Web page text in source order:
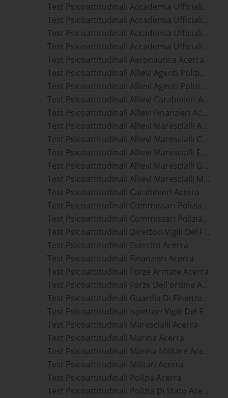
Test Psicoattitudinali Accademia Ufficiali Aeronautica Militare Acerra
Test Psicoattitudinali Accademia Ufficiali Carabinieri Acerra
Test Psicoattitudinali Accademia Ufficiali Guardia Di Finanza Acerra
Test Psicoattitudinali Accademia Ufficiali Marina Militare Acerra
Test Psicoattitudinali Aeronautica Acerra
Test Psicoattitudinali Allievi Agenti Polizia Di Stato Acerra
Test Psicoattitudinali Allievi Agenti Polizia Penitenziaria Acerra
Test Psicoattitudinali Allievi Carabinieri Acerra
Test Psicoattitudinali Allievi Finanzieri Acerra
Test Psicoattitudinali Allievi Marescialli Aeronautica Militare Acerra
Test Psicoattitudinali Allievi Marescialli Carabinieri Acerra
Test Psicoattitudinali Allievi Marescialli Esercito Acerra
Test Psicoattitudinali Allievi Marescialli Guardia Di Finanza Acerra
Test Psicoattitudinali Allievi Marescialli Marina Militare Acerra
Test Psicoattitudinali Carabinieri Acerra
Test Psicoattitudinali Commissari Polizia Di Stato Acerra
Test Psicoattitudinali Commissari Polizia Penitenziaria Acerra
Test Psicoattitudinali Direttori Vigili Del Fuoco Acerra
Test Psicoattitudinali Esercito Acerra
Test Psicoattitudinali Finanzieri Acerra
Test Psicoattitudinali Forze Armate Acerra
Test Psicoattitudinali Forze Dell'ordine Acerra
Test Psicoattitudinali Guardia Di Finanza Acerra
Test Psicoattitudinali Ispettori Vigili Del Fuoco Acerra
Test Psicoattitudinali Marescialli Acerra
Test Psicoattitudinali Marina Acerra
Test Psicoattitudinali Marina Militare Acerra
Test Psicoattitudinali Militari Acerra
Test Psicoattitudinali Polizia Acerra
Test Psicoattitudinali Polizia Di Stato Acerra